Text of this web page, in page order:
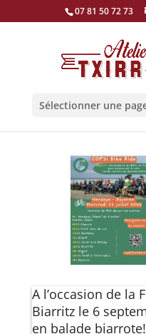
07 81 50 72 73
Sélectionner une
A l’occasion de la
Biarritz le 6
en balade